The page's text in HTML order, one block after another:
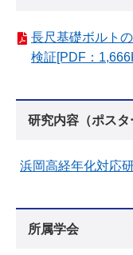
長尺基礎ボルト
検証[PDF：
研究内容（ポスタ
浜岡高経年化対応
所属学会